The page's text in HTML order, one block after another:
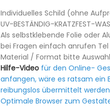
Individuelles Schild (ohne
UV-BESTÄNDIG-KRATZFEST-
Als selbstklebende Folie oder
bei Fragen einfach anrufen
Material / Format bitte
Hilfe-Videofür den Online-
anfangen, wäre es ratsam ein
reibungslos übermittelt
Optimale Browser zum